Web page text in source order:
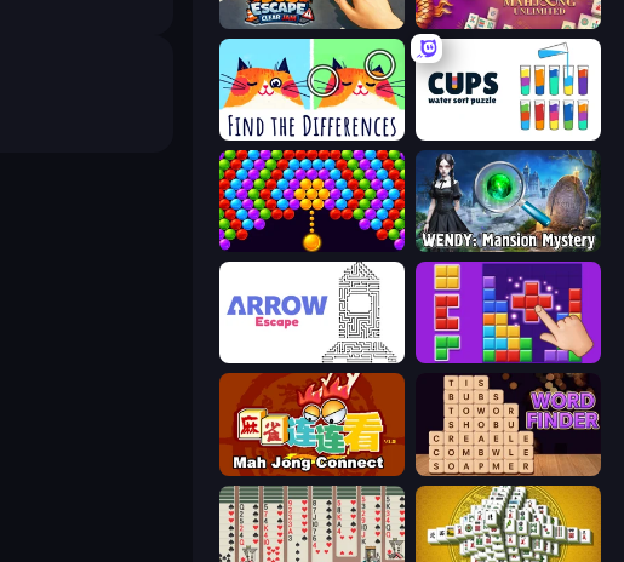
Bus Escape: Clear Jam Mahjong Unlimited
Spotti: Find the Differences Cups - Water Sort Puzzle
Bubble Story Wendy: Mansion Mystery
Arrow Escape BlockBuster Puzzle
Mahjong Connect (Legacy) Word Finder